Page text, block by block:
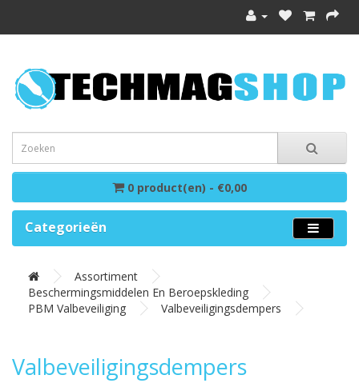
0 product(en) - €0,00
Categorieën
Assortiment
Beschermingsmiddelen En Beroepskleding
PBM Valbeveiliging
Valbeveiligingsdempers
Valbeveiligingsdempers